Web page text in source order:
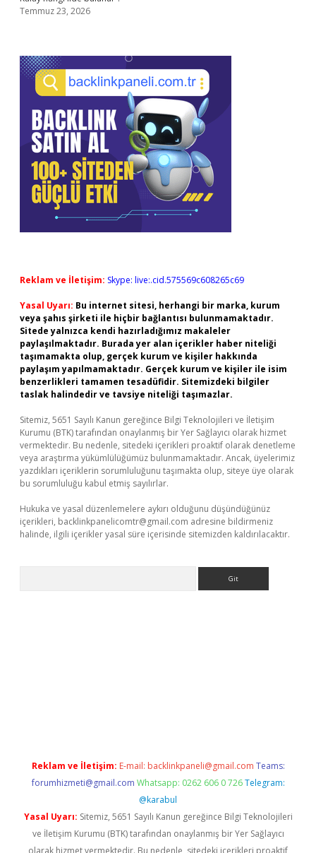
Temmuz 23, 2026
Reklam ve İletişim: Skype: live:.cid.575569c608265c69
Yasal Uyarı: Bu internet sitesi, herhangi bir marka, kurum
veya şahıs şirketi ile hiçbir bağlantısı bulunmamaktadır.
Sitede yalnızca kendi hazırladığımız makaleler
paylaşılmaktadır. Burada yer alan içerikler haber niteliği
taşımamakta olup, gerçek kurum ve kişiler hakkında
paylaşım yapılmamaktadır. Gerçek kurum ve kişiler ile isim
benzerlikleri tamamen tesadüfidir. Sitemizdeki bilgiler
taslak halindedir ve tavsiye niteliği taşımazlar.
Sitemiz, 5651 Sayılı Kanun gereğince Bilgi Teknolojileri ve İletişim
Kurumu (BTK) tarafından onaylanmış bir Yer Sağlayıcı olarak hizmet
vermektedir. Bu nedenle, sitedeki içerikleri proaktif olarak denetleme
veya araştırma yükümlülüğümüz bulunmamaktadır. Ancak, üyelerimiz
yazdıkları içeriklerin sorumluluğunu taşımakta olup, siteye üye olarak
bu sorumluluğu kabul etmiş sayılırlar.
Hukuka ve yasal düzenlemelere aykırı olduğunu düşündüğünüz
içerikleri, backlinkpanelicomtr@gmail.com adresine bildirmeniz
halinde, ilgili içerikler yasal süre içerisinde sitemizden kaldırılacaktır.
Reklam ve İletişim: E-mail: backlinkpaneli@gmail.com Teams:
forumhizmeti@gmail.com Whatsapp: 0262 606 0 726 Telegram:
@karabul
Yasal Uyarı: Sitemiz, 5651 Sayılı Kanun gereğince Bilgi Teknolojileri
ve İletişim Kurumu (BTK) tarafından onaylanmış bir Yer Sağlayıcı
olarak hizmet vermektedir. Bu nedenle, sitedeki içerikleri proaktif